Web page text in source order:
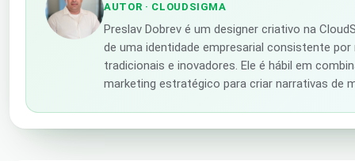
AUTOR · CLOUDSIGMA
Preslav Dobrev é um designer criativo na
de uma identidade empresarial consistente
tradicionais e inovadores. Ele é hábil em
marketing estratégico para criar narrativas de